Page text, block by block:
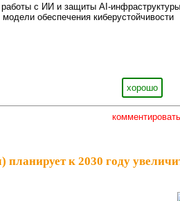
работы с ИИ и защиты AI-
обеспечения киберустойчивости
хорошо
комментировать
к 2030 году